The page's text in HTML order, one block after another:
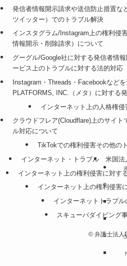
発信者情報開示請求や送信防止措置な
ツイッター）でのトラブル解決
インスタグラム/Instagram上の権利侵
情報開示・削除請求）について
グーグル/Google社に対する発信者情
ービス上のトラブルに対する法的対応
Instagram・Threads・Facebookなど
PLATFORMS, INC.（メタ）に対する
インターネット上の人格権
クラウドフレア(Cloudflare)上のサイ
ル対応について
TikTokでの権利侵害その他の
インターネット・トラブル
米国法
インターネット上の権利侵害に対す
インターネット上の権利侵害
インターネットトラブ
スキューバダイビング
©弁護士法人